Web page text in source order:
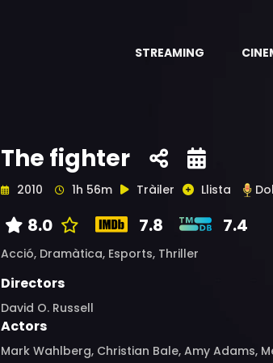
STREAMING
The fighter
2010 1h 56m Tràiler Llista
8.0 7.8 7.4
Acció, Dramàtica, Esports, Thriller
Directors
David O. Russell
Actors
Mark Wahlberg, Christian Bale, Amy Adams,